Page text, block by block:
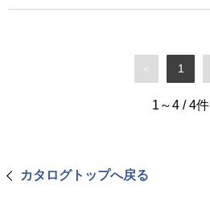
＜ 1
1～4/ 4件
カタログトップへ戻る